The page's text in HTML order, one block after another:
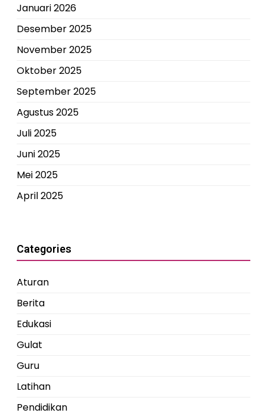
Januari 2026
Desember 2025
November 2025
Oktober 2025
September 2025
Agustus 2025
Juli 2025
Juni 2025
Mei 2025
April 2025
Categories
Aturan
Berita
Edukasi
Gulat
Guru
Latihan
Pendidikan